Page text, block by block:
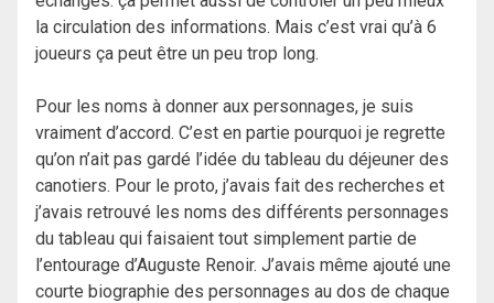
la circulation des informations. Mais c’est vrai qu’à 6
joueurs ça peut être un peu trop long.
Pour les noms à donner aux personnages, je suis
vraiment d’accord. C’est en partie pourquoi je regrette
qu’on n’ait pas gardé l’idée du tableau du déjeuner des
canotiers. Pour le proto, j’avais fait des recherches et
j’avais retrouvé les noms des différents personnages
du tableau qui faisaient tout simplement partie de
l’entourage d’Auguste Renoir. J’avais même ajouté une
courte biographie des personnages au dos de chaque